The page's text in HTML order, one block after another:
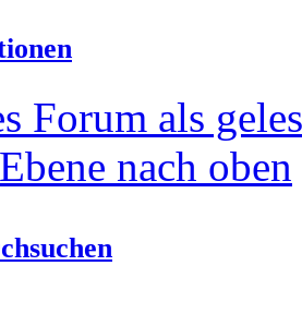
Forum als
nach oben